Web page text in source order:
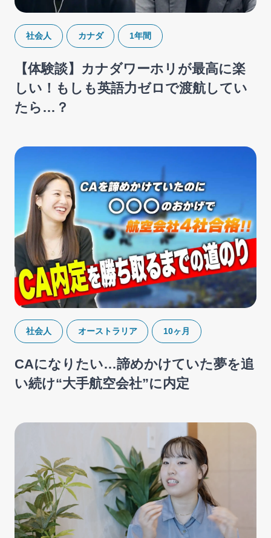
社会人 カナダ 1年間
【体験談】カナダワーホリが最高に楽
しい！もしも英語力ゼロで渡航してい
たら…？
社会人 オーストラリア 10ヶ月
CAになりたい…諦めかけていた夢を追
い続け“大手航空会社”に内定